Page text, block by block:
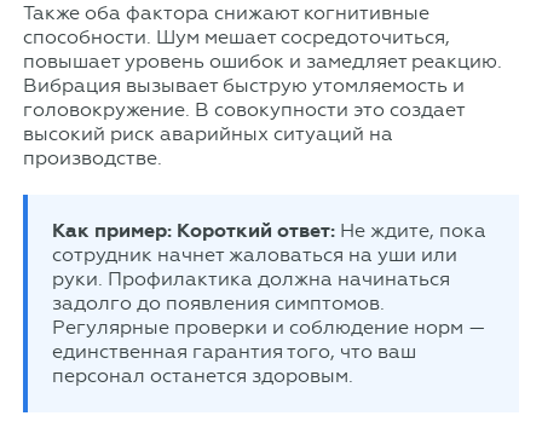
Также оба фактора снижают когнитивные
способности. Шум мешает сосредоточиться,
повышает уровень ошибок и замедляет реакцию.
Вибрация вызывает быструю утомляемость и
головокружение. В совокупности это создает
высокий риск аварийных ситуаций на
производстве.
Как пример: Короткий ответ:Не ждите, пока
сотрудник начнет жаловаться на уши или
руки. Профилактика должна начинаться
задолго до появления симптомов.
Регулярные проверки и соблюдение норм —
единственная гарантия того, что ваш
персонал останется здоровым.